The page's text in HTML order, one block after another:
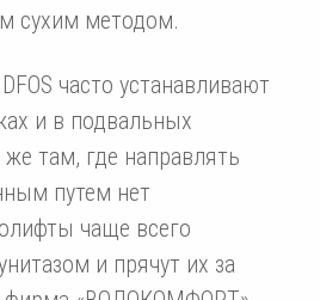
сухим методом.
часто устанавливают
и в подвальных
там, где направлять
путем нет
чаще всего
и прячут их за